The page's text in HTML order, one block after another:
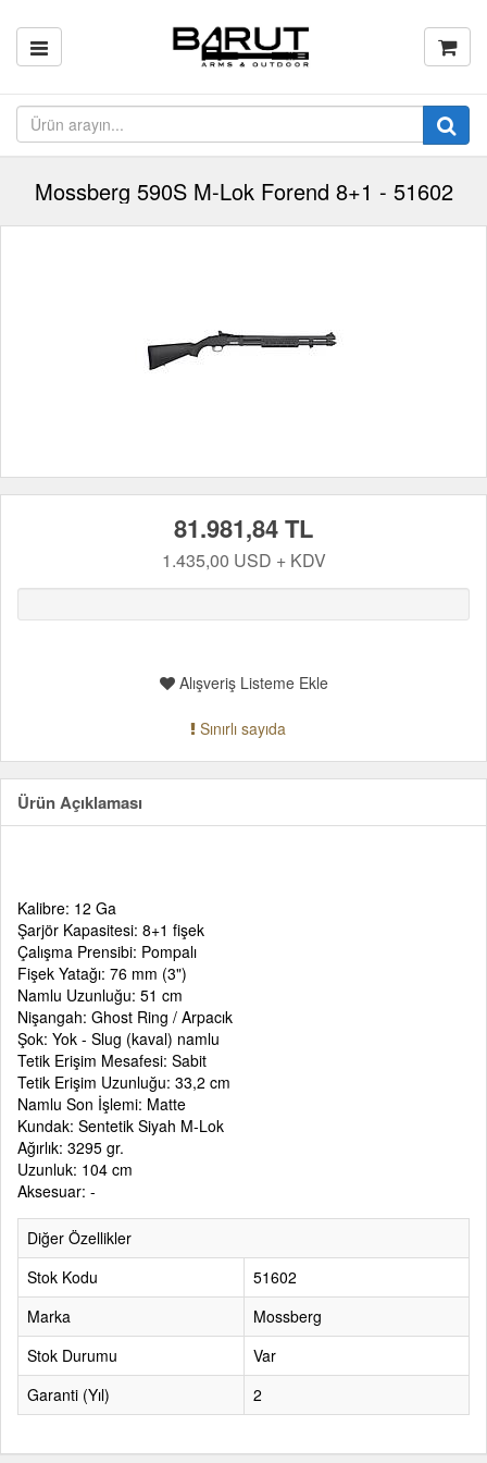
Mossberg 590S M-Lok Forend 8+1 - 51602
81.981,84 TL
1.435,00 USD + KDV
Alışveriş Listeme Ekle
Sınırlı sayıda
Ürün Açıklaması
Kalibre: 12 Ga
Şarjör Kapasitesi: 8+1 fişek
Çalışma Prensibi: Pompalı
Fişek Yatağı: 76 mm (3")
Namlu Uzunluğu: 51 cm
Nişangah: Ghost Ring / Arpacık
Şok: Yok - Slug (kaval) namlu
Tetik Erişim Mesafesi: Sabit
Tetik Erişim Uzunluğu: 33,2 cm
Namlu Son İşlemi: Matte
Kundak: Sentetik Siyah M-Lok
Ağırlık: 3295 gr.
Uzunluk: 104 cm
Aksesuar: -
Diğer Özellikler
Stok Kodu
51602
Marka
Mossberg
Stok Durumu
Var
Garanti (Yıl)
2